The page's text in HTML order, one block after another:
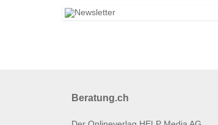
Beratung.ch